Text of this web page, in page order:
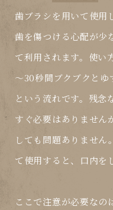
歯ブラシを用いて使用
歯を傷つける心配が少
て利用されます。使い
～30秒間ブクブクとゆ
という流れです。残念
すぐ必要はありません
しても問題ありません
て使用すると、口内を
ここで注意が必要なの